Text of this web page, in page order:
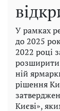
У рамках
до 2025
2022 році
розширити
ній
рішення
Києві»,